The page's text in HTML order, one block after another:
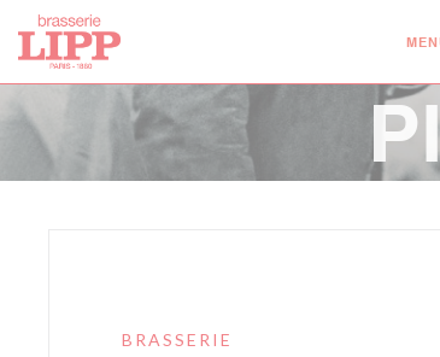
Cookies beheer paneel
BRASSERIE